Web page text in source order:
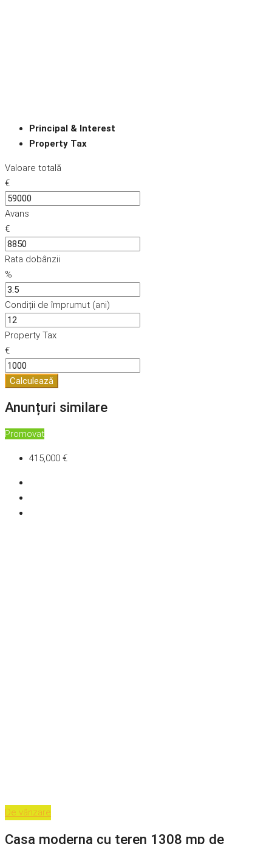
Principal & Interest
Property Tax
Valoare totală
€
Avans
€
Rata dobânzii
%
Condiții de împrumut (ani)
Property Tax
€
Calculează
Anunțuri similare
Promovat
415,000 €
De vânzare
Casa moderna cu teren 1308 mp de